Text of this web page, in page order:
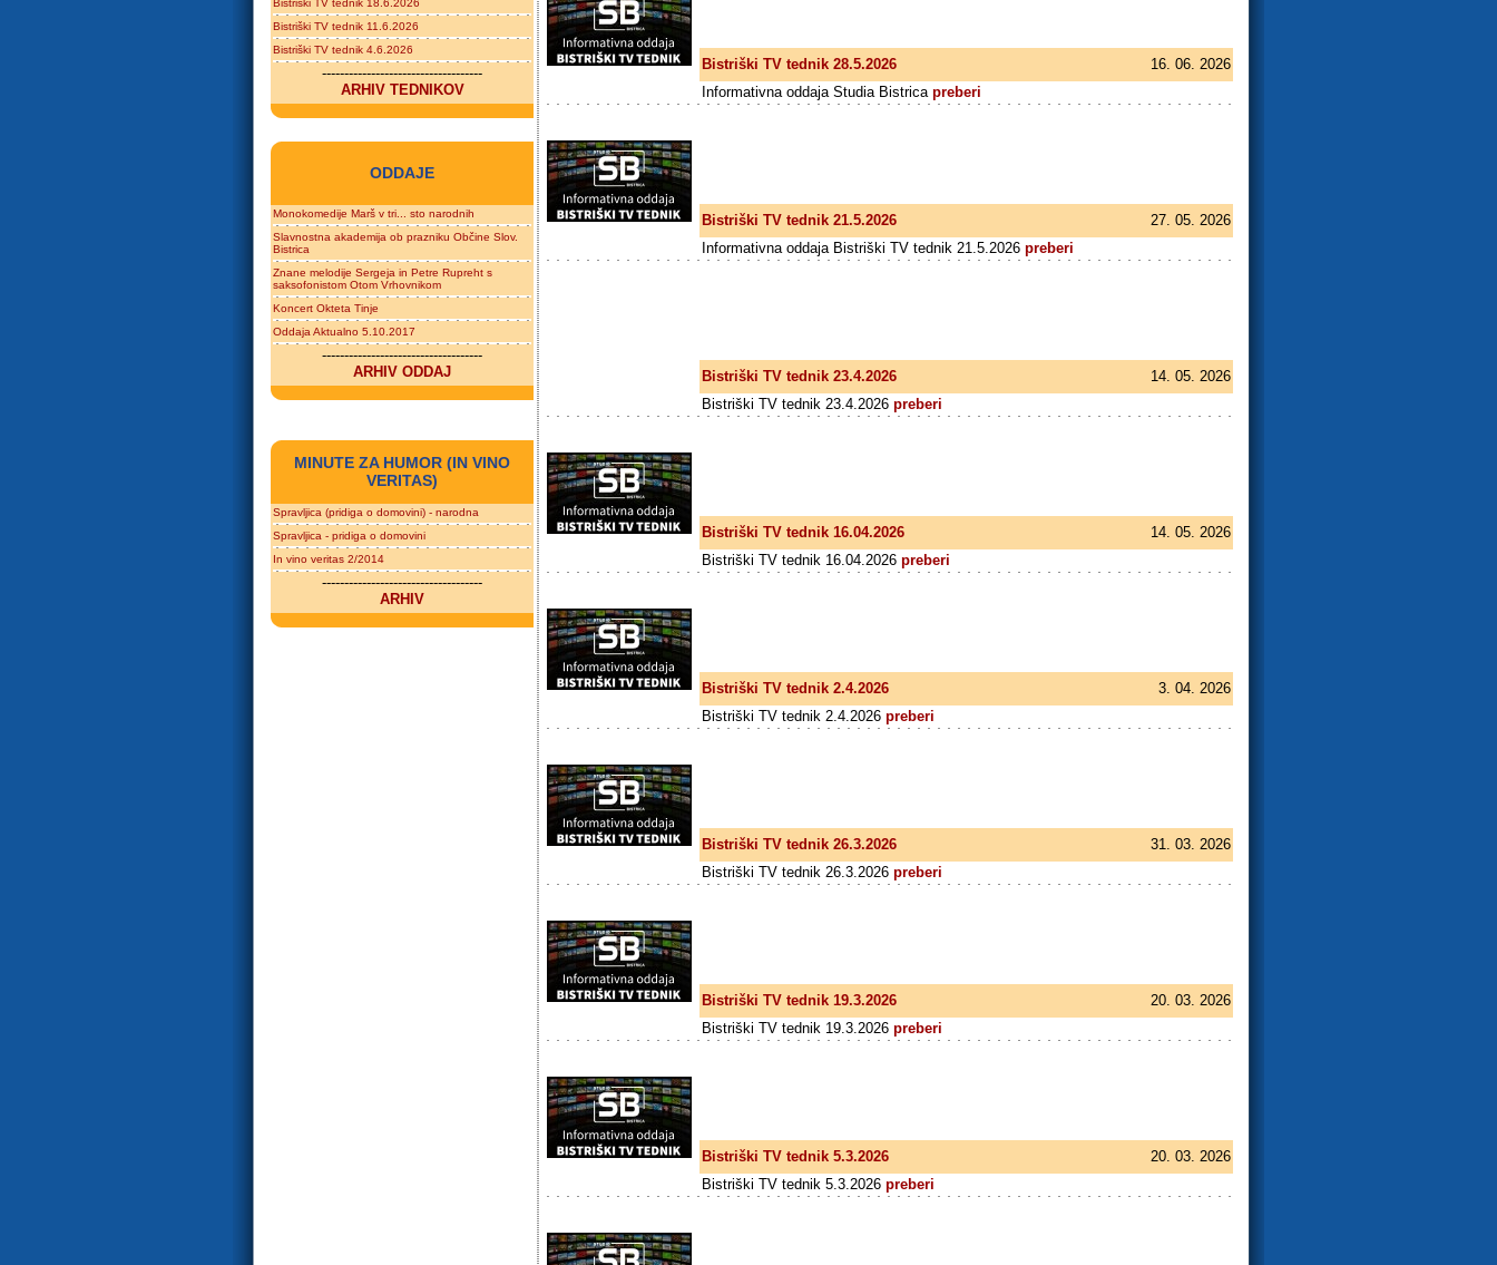
Bistriški TV tednik 18.6.2026
Bistriški TV tednik 11.6.2026
Bistriški TV tednik 4.6.2026
------------------------------------
ARHIV TEDNIKOV
ODDAJE
Monokomedije Marš v tri... sto narodnih
Slavnostna akademija ob prazniku Občine Slov.
Bistrica
Znane melodije Sergeja in Petre Rupreht s
saksofonistom Otom Vrhovnikom
Koncert Okteta Tinje
Oddaja Aktualno 5.10.2017
------------------------------------
ARHIV ODDAJ
MINUTE ZA HUMOR (IN VINO
VERITAS)
Spravljica (pridiga o domovini) - narodna
Spravljica - pridiga o domovini
In vino veritas 2/2014
------------------------------------
ARHIV
Bistriški TV tednik 28.5.2026
16. 06. 2026
Informativna oddaja Studia Bistrica preberi
Bistriški TV tednik 21.5.2026
27. 05. 2026
Informativna oddaja Bistriški TV tednik 21.5.2026 preberi
Bistriški TV tednik 23.4.2026
14. 05. 2026
Bistriški TV tednik 23.4.2026 preberi
Bistriški TV tednik 16.04.2026
14. 05. 2026
Bistriški TV tednik 16.04.2026 preberi
Bistriški TV tednik 2.4.2026
3. 04. 2026
Bistriški TV tednik 2.4.2026 preberi
Bistriški TV tednik 26.3.2026
31. 03. 2026
Bistriški TV tednik 26.3.2026 preberi
Bistriški TV tednik 19.3.2026
20. 03. 2026
Bistriški TV tednik 19.3.2026 preberi
Bistriški TV tednik 5.3.2026
20. 03. 2026
Bistriški TV tednik 5.3.2026 preberi